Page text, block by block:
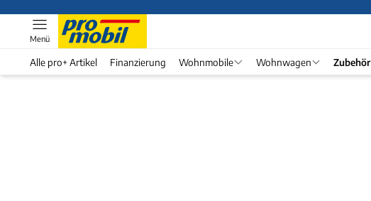
Menü
Alle pro+ Artikel Finanzierung Wohnmobile Wohnwagen Zubehör